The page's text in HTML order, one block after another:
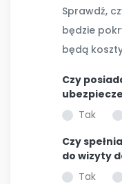
Sprawdź,
będzie
będą
Czy
Tak
Czy
do wizyty
Tak